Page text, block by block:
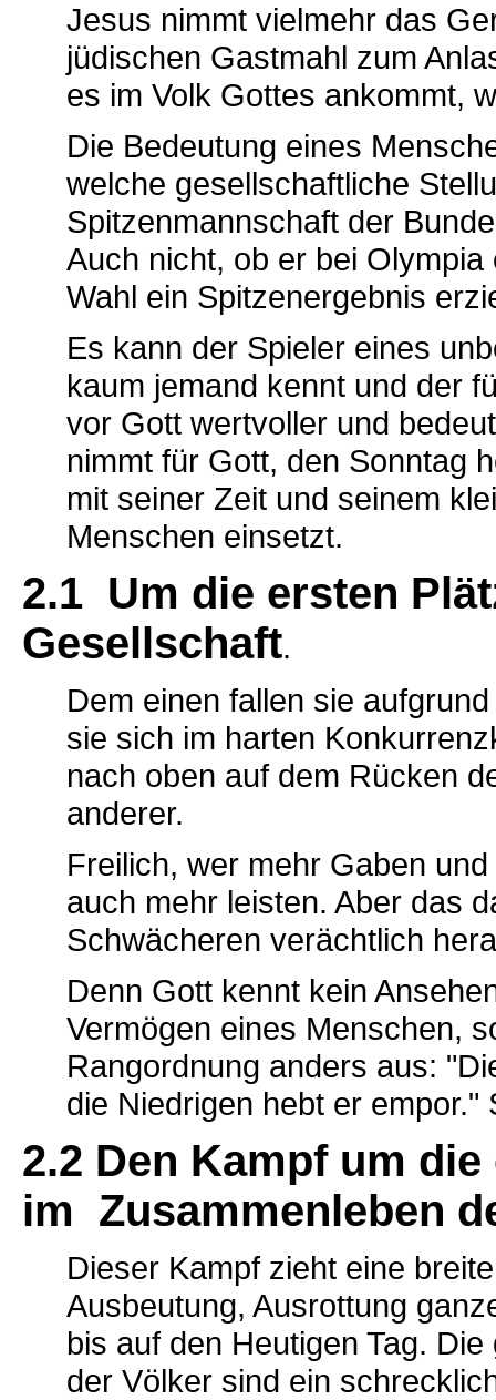
Jesus nimmt vielmehr das
jüdischen Gastmahl zum
es im Volk Gottes ankommt,
Die Bedeutung eines
welche gesellschaftliche
Spitzenmannschaft der
Auch nicht, ob er bei
Wahl ein Spitzenergebnis
Es kann der Spieler eines
kaum jemand kennt und der
vor Gott wertvoller und
nimmt für Gott, den Sonntag
mit seiner Zeit und seinem
Menschen einsetzt.
2.1 Um die ersten
Gesellschaft.
Dem einen fallen sie
sie sich im harten
nach oben auf dem Rücken
anderer.
Freilich, wer mehr Gaben
auch mehr leisten. Aber das
Schwächeren verächtlich
Denn Gott kennt kein
Vermögen eines Menschen,
Rangordnung anders aus:
die Niedrigen hebt er
2.2 Den Kampf um
im Zusammenleben
Dieser Kampf zieht eine
Ausbeutung, Ausrottung
bis auf den Heutigen Tag.
der Völker sind ein